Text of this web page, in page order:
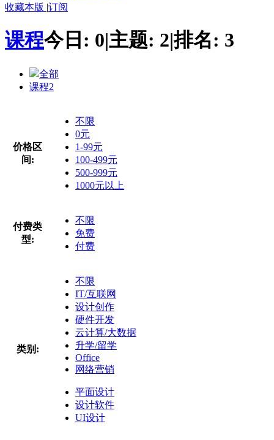
收藏本版 |订阅
课程今日: 0|主题: 2|排名: 3
全部
课程2
价格区
间:
不限
0元
1-99元
100-499元
500-999元
1000元以上
付费类
型:
不限
免费
付费
类别:
不限
IT/互联网
设计创作
硬件开发
云计算/大数据
升学/留学
Office
网络营销
平面设计
设计软件
UI设计